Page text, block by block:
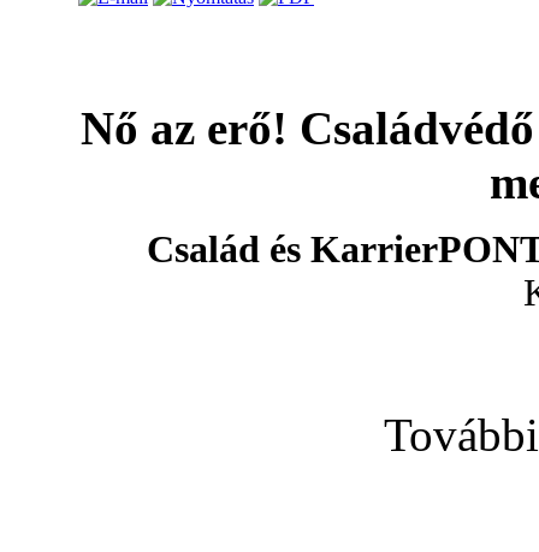
Nő az erő!
Család és